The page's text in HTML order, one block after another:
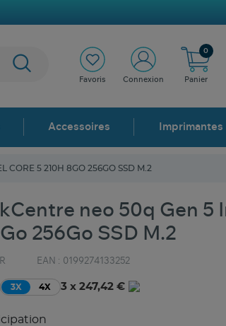
Favoris Connexion Panier
0
Accessoires Imprimantes
CORE 5 210H 8GO 256GO SSD M.2
neo 50q Gen 5
256Go SSD M.2
EAN : 0199274133252
3X 4X 3 x 247,42 €